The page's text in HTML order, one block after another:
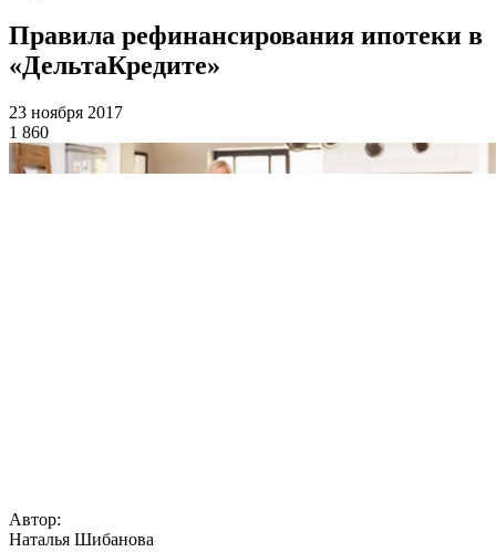
Правила рефинансирования ипотеки в
«ДельтаКредите»
23 ноября 2017
1 860
Автор:
Наталья Шибанова